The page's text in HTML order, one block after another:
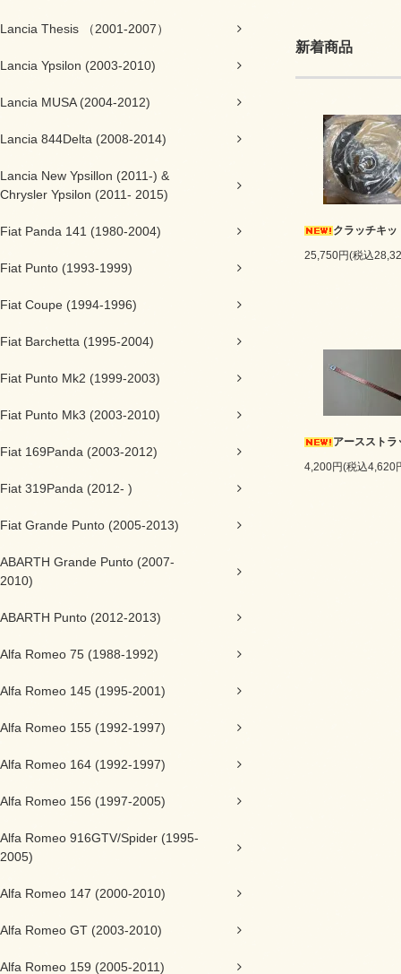
Lancia Thesis （2001-2007）
Lancia Ypsilon (2003-2010)
Lancia MUSA (2004-2012)
Lancia 844Delta (2008-2014)
Lancia New Ypsillon (2011-) &
Chrysler Ypsilon (2011- 2015)
Fiat Panda 141 (1980-2004)
Fiat Punto (1993-1999)
Fiat Coupe (1994-1996)
Fiat Barchetta (1995-2004)
Fiat Punto Mk2 (1999-2003)
Fiat Punto Mk3 (2003-2010)
Fiat 169Panda (2003-2012)
Fiat 319Panda (2012- )
Fiat Grande Punto (2005-2013)
ABARTH Grande Punto (2007-
2010)
ABARTH Punto (2012-2013)
Alfa Romeo 75 (1988-1992)
Alfa Romeo 145 (1995-2001)
Alfa Romeo 155 (1992-1997)
Alfa Romeo 164 (1992-1997)
Alfa Romeo 156 (1997-2005)
Alfa Romeo 916GTV/Spider (1995-
2005)
Alfa Romeo 147 (2000-2010)
Alfa Romeo GT (2003-2010)
Alfa Romeo 159 (2005-2011)
新着商品
クラッチキッ
25,750円(税込
アースストラ
4,200円(税込4,620